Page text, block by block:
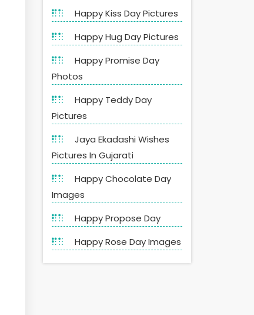
Happy Kiss Day Pictures
Happy Hug Day Pictures
Happy Promise Day
Photos
Happy Teddy Day
Pictures
Jaya Ekadashi Wishes
Pictures In Gujarati
Happy Chocolate Day
Images
Happy Propose Day
Happy Rose Day Images